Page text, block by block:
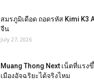
สมรภูมิเดือด ถอดรหัส Kimi K3
จีน
July 27, 2026
Muang Thong Next เน็ตที่แรง
เมืองอัจฉริยะได้จริงไหม